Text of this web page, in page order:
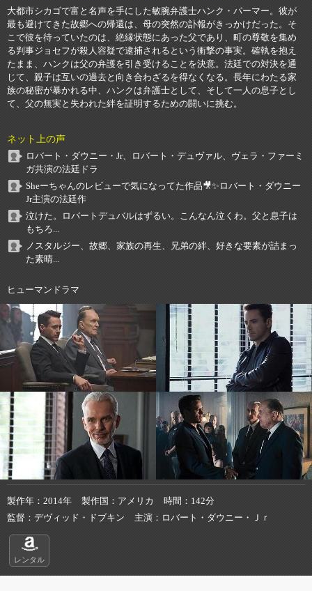
大都市シカゴで富と名声を手にした敏腕弁護士ハンク・パーマー。彼が
最も避けてきた故郷への帰還は、母の突然の訃報がきっかけだった。そ
こで彼を待っていたのは、絶縁状態にあった父であり、町の尊敬を集め
る判事ジョセフが殺人容疑で逮捕されるという衝撃の事実。確執を抱え
たまま、ハンクは父の弁護を引き受けることを決意。法廷での対決を通
じて、親子は互いの過去と向き合わざるを得なくなる。長年にわたる家
族の秘密が暴かれる中、ハンクは弁護士として、そして一人の息子とし
て、父の無実と失われた絆を証明するための闘いに挑む。
ネット上の声
ロバート・ダウニー・Jr、ロバート・デュヴァル、ヴェラ・ファーミ
ガ共演の法廷ドラ
Sheーちゃんのレビューで気になってた作品🎥✨ロバート・ダウニー
Jr主演の法廷作
泣けた。ロバートデュバルはずるい。こんなん泣くわ。父と息子は
もちろ...
ノスタルジー、故郷、家族の再生、兄弟の絆、好きな要素が詰まっ
た素晴...
ヒューマンドラマ
製作年 2014年 製作国 アメリカ 時間
142分
監督
デヴィッド・ドブキン 主演 ロバート・ダウニー・Ｊｒ
レンタル